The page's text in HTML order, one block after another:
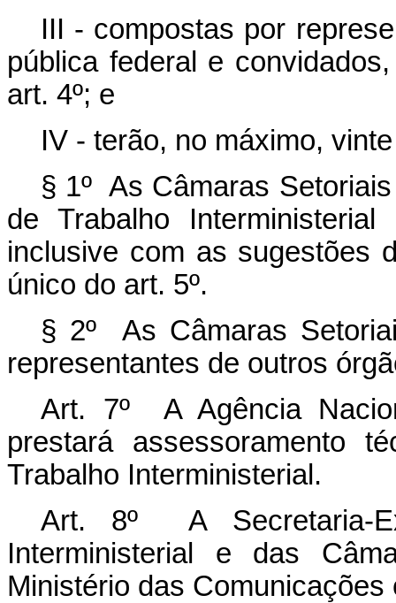
III - compostas por
pública federal e
art. 4º; e
IV - terão, no máximo,
§ 1º As Câmaras
de Trabalho
inclusive com as sugestões
único do art. 5º.
§ 2º As Câmaras
representantes de outros
Art. 7º A Agência
prestará assessoramento
Trabalho Interministerial.
Art. 8º A Secretaria-
Interministerial e das
Ministério das